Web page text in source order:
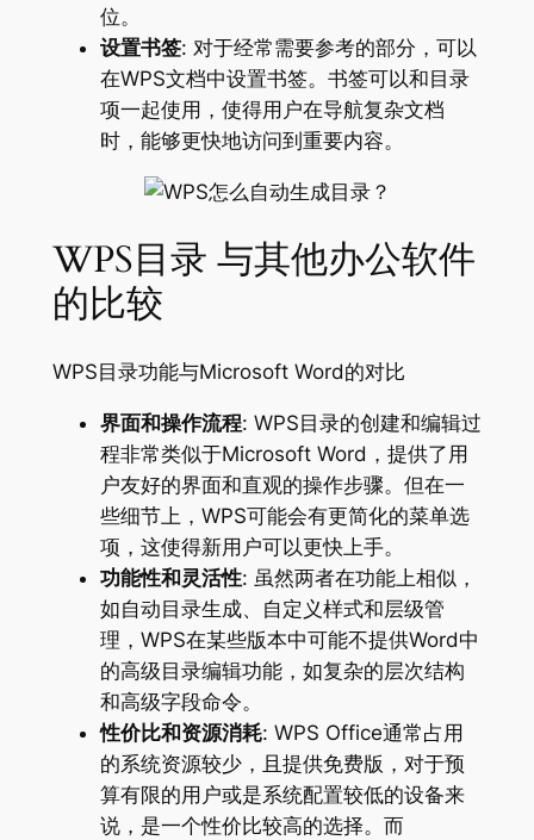
位。
设置书签: 对于经常需要参考的部分，可以
在WPS文档中设置书签。书签可以和目录
项一起使用，使得用户在导航复杂文档
时，能够更快地访问到重要内容。
WPS目录 与其他办公软件
的比较
WPS目录功能与Microsoft Word的对比
界面和操作流程: WPS目录的创建和编辑过
程非常类似于Microsoft Word，提供了用
户友好的界面和直观的操作步骤。但在一
些细节上，WPS可能会有更简化的菜单选
项，这使得新用户可以更快上手。
功能性和灵活性: 虽然两者在功能上相似，
如自动目录生成、自定义样式和层级管
理，WPS在某些版本中可能不提供Word中
的高级目录编辑功能，如复杂的层次结构
和高级字段命令。
性价比和资源消耗: WPS Office通常占用
的系统资源较少，且提供免费版，对于预
算有限的用户或是系统配置较低的设备来
说，是一个性价比较高的选择。而